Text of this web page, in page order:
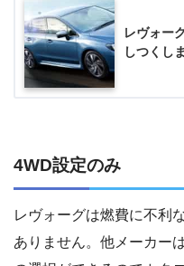
レヴォー
しつくし
4WD設定のみ
レヴォーグは燃費に不利
ありません。他メーカー